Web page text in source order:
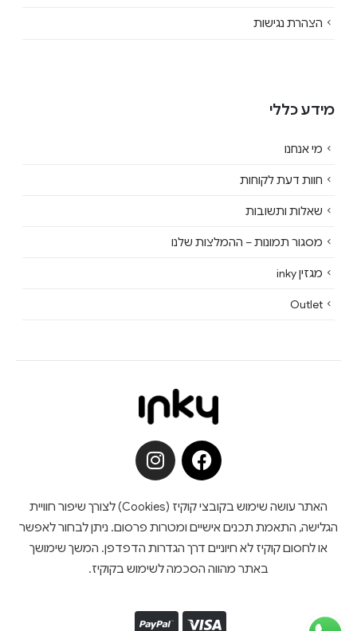
הצהרת נגישות
מידע כללי
מי אנחנו
חוות דעת לקוחות
שאלות ותשובות
מסגור תמונות – ההמלצות שלנו
מגזין inky
Outlet
האתר עושה שימוש בקובצי קוקיז (Cookies) לצורך שיפור חוויית
הגלישה, התאמת תכנים אישיים ומטרות פרסום. ניתן לבחור לאפשר
או לחסום קוקיז לא חיוניים דרך הגדרות הדפדפן. המשך שימושך
באתר מהווה הסכמה לשימוש בקוקיז.